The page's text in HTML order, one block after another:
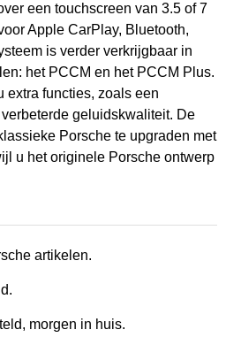
een touchscreen van 3.5 of 7
Apple CarPlay, Bluetooth,
is verder verkrijgbaar in
het PCCM en het PCCM Plus.
extra functies, zoals een
geluidskwaliteit. De
Porsche te upgraden met
u het originele Porsche ontwerp
artikelen.
morgen in huis.